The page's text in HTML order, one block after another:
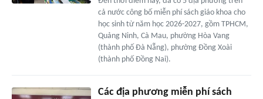
cả nước công bố miễn phí sách giáo khoa cho
học sinh từ năm học 2026-2027, gồm TPHCM,
Quảng Ninh, Cà Mau, phường Hòa Vang
(thành phố Đà Nẵng), phường Đồng Xoài
(thành phố Đồng Nai).
Các địa phương miễn phí sách